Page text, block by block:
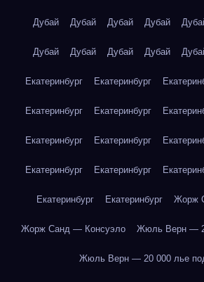
Дубай Дубай Дубай Дубай
Дубай Дубай Дубай Дубай
Екатеринбург Екатеринбург
Екатеринбург Екатеринбург
Екатеринбург Екатеринбург
Екатеринбург Екатеринбург
Екатеринбург Екатеринбург Жорж
Жорж Санд — Консуэло Жюль Верн —
Жюль Верн — 20 000 лье